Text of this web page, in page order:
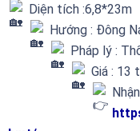
Diện tích :6,8*23m
Hướng : Đông
Pháp lý :
Giá : 13